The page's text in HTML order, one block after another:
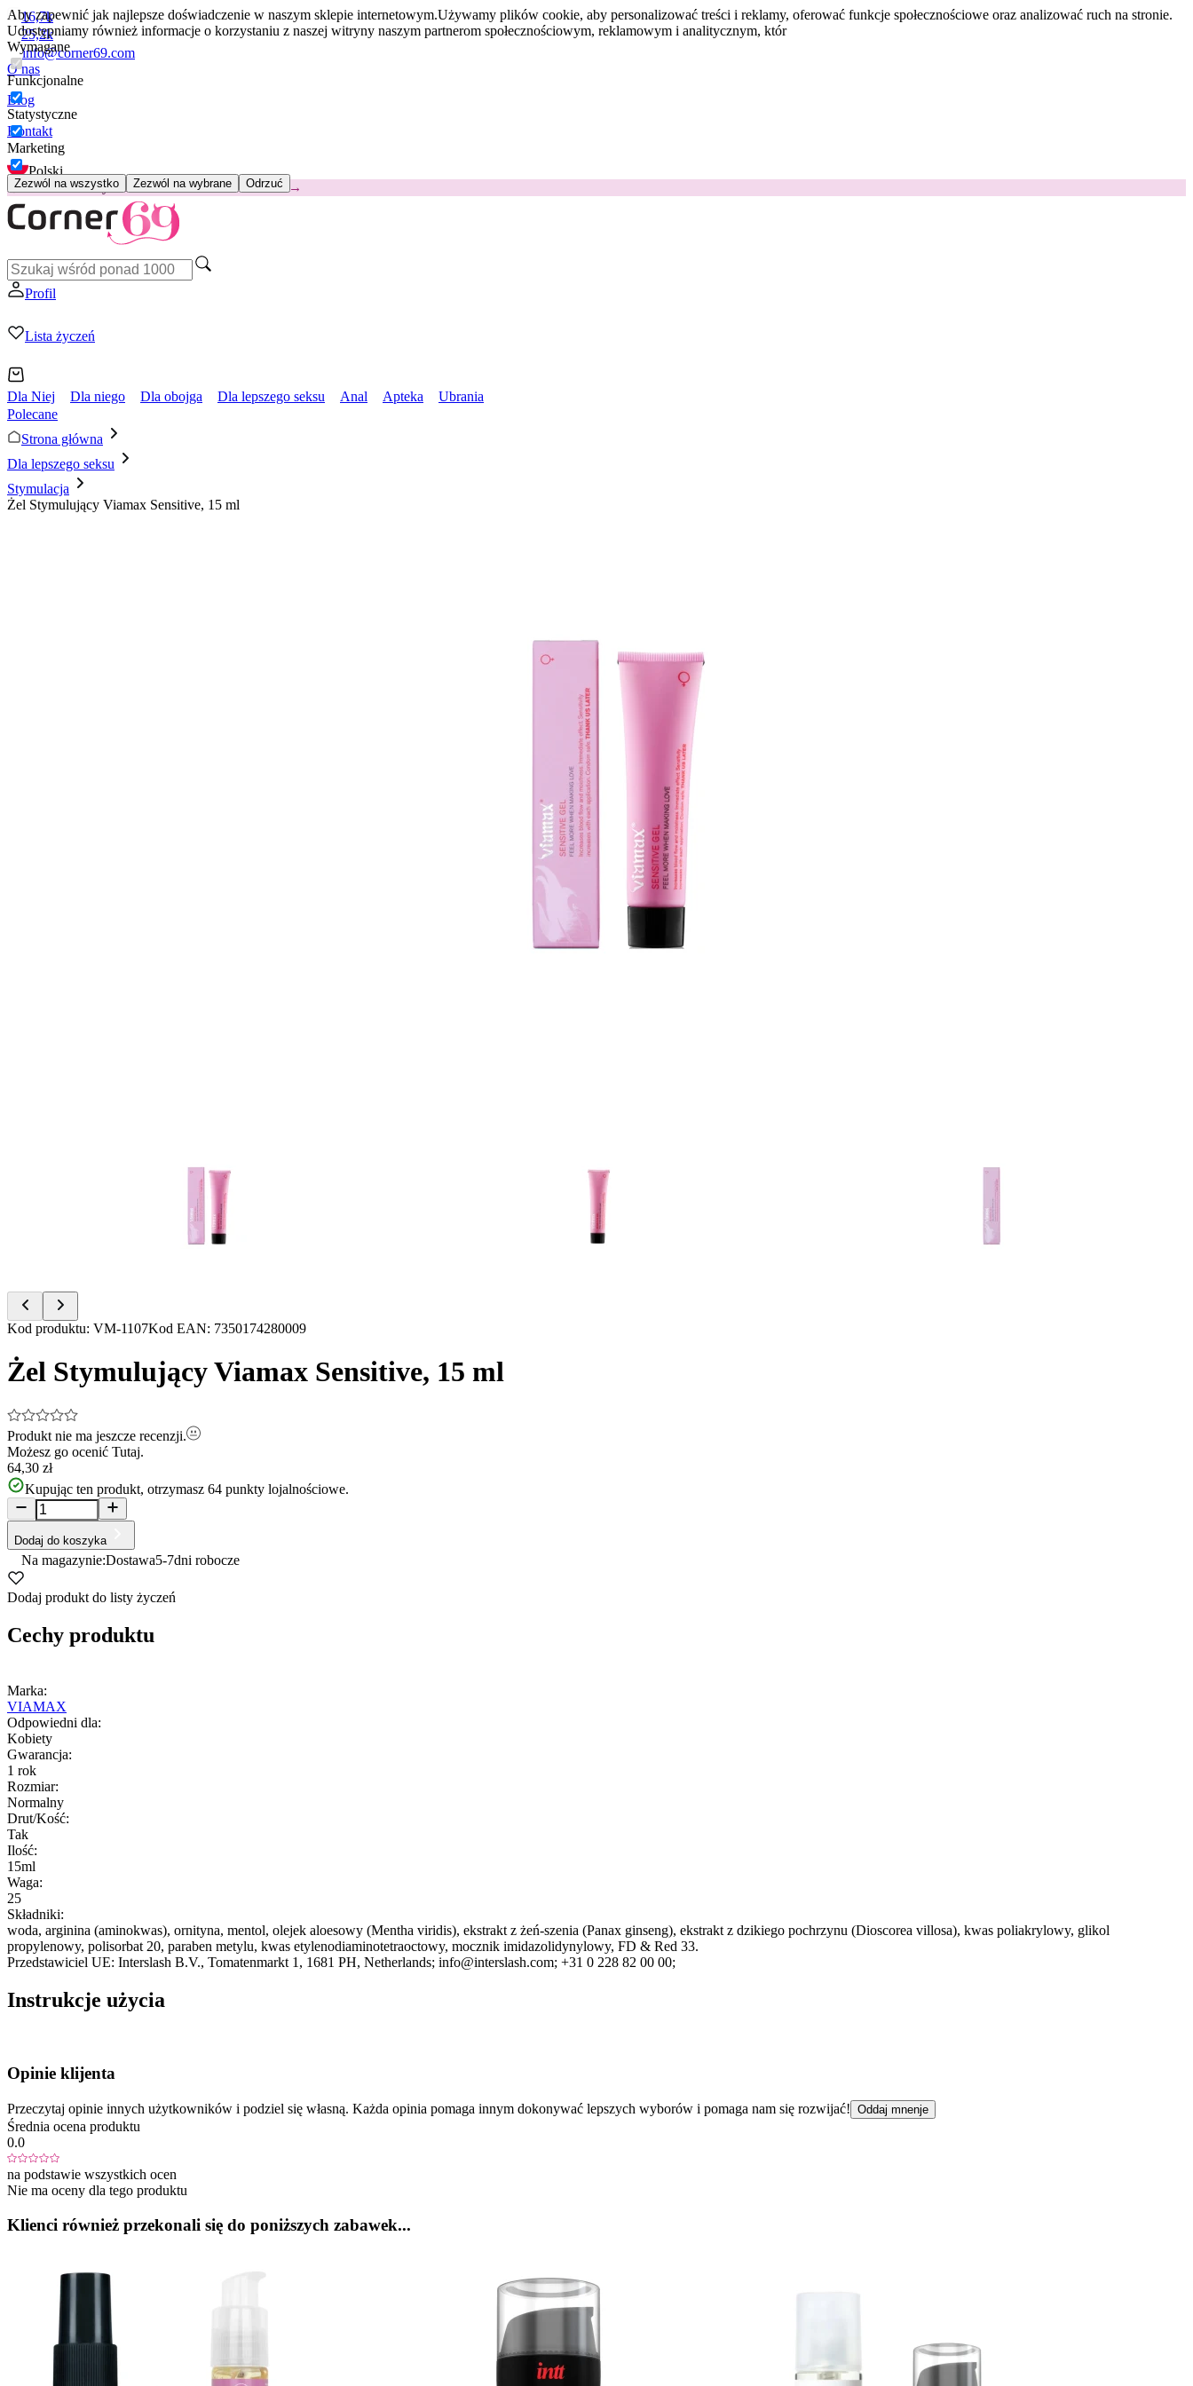
Aby zapewnić jak najlepsze doświadczenie w naszym sklepie internetowym.Używamy plików cookie, aby personalizować treści i reklamy, oferować funkcje społecznościowe oraz analizować ruch na stronie.
Udostępniamy również informacje o korzystaniu z naszej witryny naszym partnerom społecznościowym, reklamowym i analitycznym, któr
Wymagane
Funkcjonalne
Statystyczne
Marketing
Zezwól na wszystko Zezwól na wybrane Odrzuć
16,7k
25,2k
info@corner69.com
O nas
Blog
Kontakt
Polski
😽Svakom Klitty: 65 zł TANIEJKod: KLITTY →
Profil
Lista życzeń
Dla Niej Dla niego Dla obojga Dla lepszego seksu Anal Apteka
Ubrania
Polecane
Strona główna
Dla lepszego seksu
Stymulacja
Żel Stymulujący Viamax Sensitive, 15 ml
Item
of
3
Kod produktu: VM-1107Kod EAN: 7350174280009
Żel Stymulujący Viamax Sensitive, 15 ml
Produkt nie ma jeszcze recenzji.
Możesz go ocenić Tutaj.
64,30 zł
Kupując ten produkt, otrzymasz 64 punkty lojalnościowe.
Dodaj do koszyka
Na magazynie:Dostawa5-7dni robocze
Dodaj produkt do listy życzeń
Cechy produktu
Marka:
VIAMAX
Odpowiedni dla:
Kobiety
Gwarancja:
1 rok
Rozmiar:
Normalny
Drut/Kość:
Tak
Ilość:
15ml
Waga:
25
Składniki:
woda, arginina (aminokwas), ornityna, mentol, olejek aloesowy (Mentha viridis), ekstrakt z żeń-szenia (Panax ginseng), ekstrakt z dzikiego pochrzynu (Dioscorea villosa), kwas poliakrylowy, glikol
propylenowy, polisorbat 20, paraben metylu, kwas etylenodiaminotetraoctowy, mocznik imidazolidynylowy, FD & Red 33.
Przedstawiciel UE: Interslash B.V., Tomatenmarkt 1 , 1681 PH, Netherlands; info@interslash.com; +31 0 228 82 00 00;
Instrukcje użycia
Opinie klijenta
Przeczytaj opinie innych użytkowników i podziel się własną. Każda opinia pomaga innym dokonywać lepszych wyborów i pomaga nam się rozwijać! Oddaj mnenje
Średnia ocena produktu
0.0
na podstawie wszystkich ocen
Nie ma oceny dla tego produktu
Klienci również przekonali się do poniższych zabawek...